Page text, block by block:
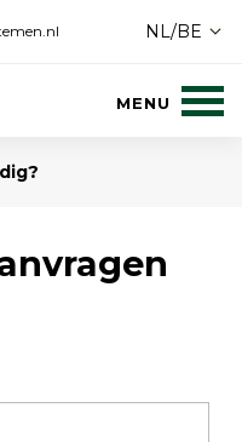
NL/BE